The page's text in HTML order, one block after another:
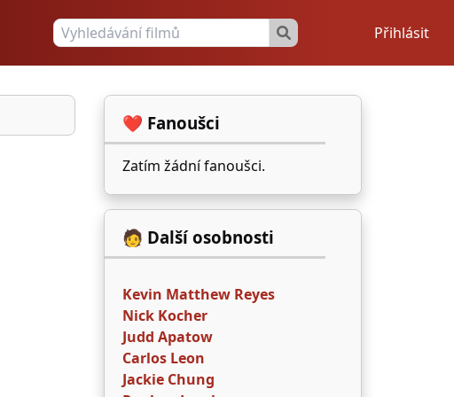
Přihlásit
❤️ Fanoušci
Zatím žádní fanoušci.
🧑 Další osobnosti
Kevin Matthew Reyes
Nick Kocher
Judd Apatow
Carlos Leon
Jackie Chung